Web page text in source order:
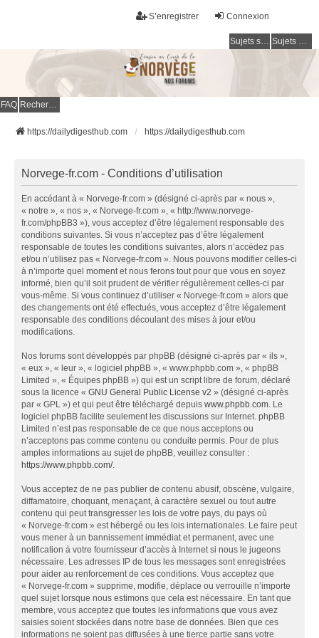
Connexion
S’enregistrer
Sujets sans réponse Sujets actifs
FAQ Rechercher
https://dailydigesthub.com https://dailydigesthub.com
Norvege-fr.com - Conditions d’utilisation
En accédant à « Norvege-fr.com » (désigné ci-après par « nous »,
« notre », « nos », « Norvege-fr.com », « http://www.norvege-
fr.com/phpBB3 »), vous acceptez d’être légalement responsable des
conditions suivantes. Si vous n’acceptez pas d’être légalement
responsable de toutes les conditions suivantes, alors n’accédez pas
et/ou n’utilisez pas « Norvege-fr.com ». Nous pouvons modifier celles-ci
à n’importe quel moment et nous ferons tout pour que vous en soyez
informé, bien qu’il soit prudent de vérifier régulièrement celles-ci par
vous-même. Si vous continuez d’utiliser « Norvege-fr.com » alors que
des changements ont été effectués, vous acceptez d’être légalement
responsable des conditions découlant des mises à jour et/ou
modifications.
Nos forums sont développés par phpBB (désigné ci-après par « ils »,
« eux », « leur », « logiciel phpBB », « www.phpbb.com », « phpBB
Limited », « Équipes phpBB ») qui est un script libre de forum, déclaré
sous la licence « GNU General Public License v2 » (désigné ci-après
par « GPL ») et qui peut être téléchargé depuis www.phpbb.com. Le
logiciel phpBB facilite seulement les discussions sur Internet. phpBB
Limited n’est pas responsable de ce que nous acceptons ou
n’acceptons pas comme contenu ou conduite permis. Pour de plus
amples informations au sujet de phpBB, veuillez consulter :
https://www.phpbb.com/.
Vous acceptez de ne pas publier de contenu abusif, obscène, vulgaire,
diffamatoire, choquant, menaçant, à caractère sexuel ou tout autre
contenu qui peut transgresser les lois de votre pays, du pays où
« Norvege-fr.com » est hébergé ou les lois internationales. Le faire peut
vous mener à un bannissement immédiat et permanent, avec une
notification à votre fournisseur d’accès à Internet si nous le jugeons
nécessaire. Les adresses IP de tous les messages sont enregistrées
pour aider au renforcement de ces conditions. Vous acceptez que
« Norvege-fr.com » supprime, modifie, déplace ou verrouille n’importe
quel sujet lorsque nous estimons que cela est nécessaire. En tant que
membre, vous acceptez que toutes les informations que vous avez
saisies soient stockées dans notre base de données. Bien que ces
informations ne soient pas diffusées à une tierce partie sans votre